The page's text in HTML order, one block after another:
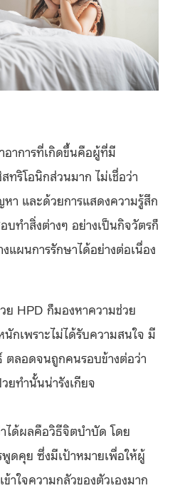
อาการที่เกิดขึ้นคือผู้ที่มี
ริโอนิกส่วนมาก ไม่เชื่อว่า
า และด้วยการแสดงความรู้สึก
บทำสิ่งต่างๆ อย่างเป็นกิจวัตรก็
แผนการรักษาได้อย่างต่อเนื่อง
ย HPD ก็มองหาความช่วย
กเพราะไม่ได้รับความสนใจ มี
ลอดจนถูกคนรอบข้างต่อว่า
ยทำนั้นน่ารังเกียจ
ได้ผลคือวิธีจิตบำบัด โดย
ดคุย ซึ่งมีเป้าหมายเพื่อให้ผู้
าใจความกลัวของตัวเองมาก